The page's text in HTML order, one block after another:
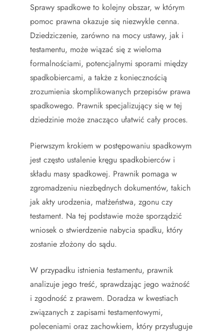
Sprawy spadkowe to kolejny obszar, w którym
pomoc prawna okazuje się niezwykle cenna.
Dziedziczenie, zarówno na mocy ustawy, jak i
testamentu, może wiązać się z wieloma
formalnościami, potencjalnymi sporami między
spadkobiercami, a także z koniecznością
zrozumienia skomplikowanych przepisów prawa
spadkowego. Prawnik specjalizujący się w tej
dziedzinie może znacząco ułatwić cały proces.
Pierwszym krokiem w postępowaniu spadkowym
jest często ustalenie kręgu spadkobierców i
składu masy spadkowej. Prawnik pomaga w
zgromadzeniu niezbędnych dokumentów, takich
jak akty urodzenia, małżeństwa, zgonu czy
testament. Na tej podstawie może sporządzić
wniosek o stwierdzenie nabycia spadku, który
zostanie złożony do sądu.
W przypadku istnienia testamentu, prawnik
analizuje jego treść, sprawdzając jego ważność
i zgodność z prawem. Doradza w kwestiach
związanych z zapisami testamentowymi,
poleceniami oraz zachowkiem, który przysługuje